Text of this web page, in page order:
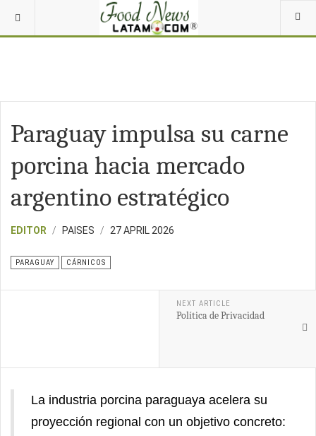
Paraguay impulsa su carne
porcina hacia mercado
argentino estratégico
EDITOR PAISES 27 APRIL 2026
PARAGUAY CÁRNICOS
NEXT ARTICLE
Política de Privacidad
La industria porcina paraguaya acelera su
proyección regional con un objetivo concreto: